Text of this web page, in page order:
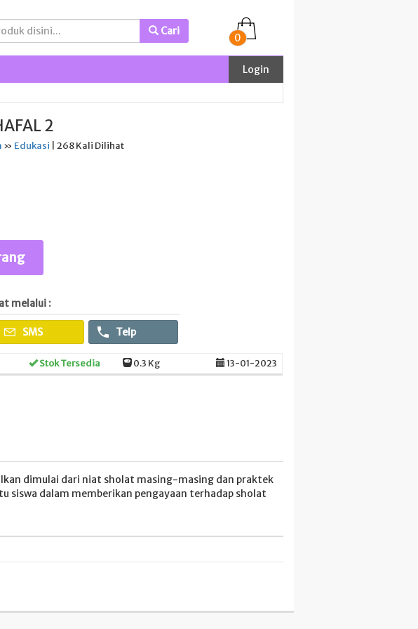
Cari
0
Login
2
» Edukasi | 268 Kali Dilihat
melalui :
SMS Telp
Stok Tersedia 0.3 Kg 13-01-2023
dimulai dari niat sholat masing-masing dan praktek
siswa dalam memberikan pengayaan terhadap sholat